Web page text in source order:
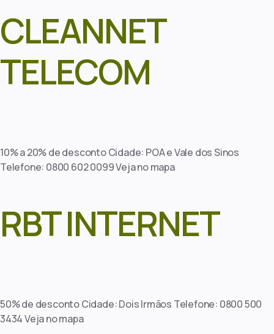
CLEANNET
TELECOM
10% a 20% de desconto Cidade: POA e Vale dos Sinos
Telefone: 0800 602 0099 Veja no mapa
RBT INTERNET
50% de desconto Cidade: Dois Irmãos Telefone: 0800 500
3434 Veja no mapa